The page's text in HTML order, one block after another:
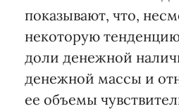
показывают, что,
некоторую
доли денежной
денежной массы и
ее объемы